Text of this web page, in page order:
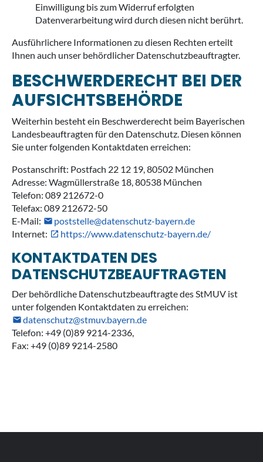
Einwilligung bis zum Widerruf erfolgten
Datenverarbeitung wird durch diesen nicht berührt.
Ausführlichere Informationen zu diesen Rechten erteilt
Ihnen auch unser behördlicher Datenschutzbeauftragter.
BESCHWERDERECHT BEI DER
AUFSICHTSBEHÖRDE
Weiterhin besteht ein Beschwerderecht beim Bayerischen
Landesbeauftragten für den Datenschutz. Diesen können
Sie unter folgenden Kontaktdaten erreichen:
Postanschrift: Postfach 22 12 19, 80502 München
Adresse: Wagmüllerstraße 18, 80538 München
Telefon: 089 212672-0
Telefax: 089 212672-50
E-Mail:
poststelle@datenschutz-bayern.de
Internet:
https://www.datenschutz-bayern.de/
KONTAKTDATEN DES
DATENSCHUTZBEAUFTRAGTEN
Der behördliche Datenschutzbeauftragte des StMUV ist
unter folgenden Kontaktdaten zu erreichen:
datenschutz@stmuv.bayern.de
Telefon: +49 (0)89 9214-2336,
Fax: +49 (0)89 9214-2580